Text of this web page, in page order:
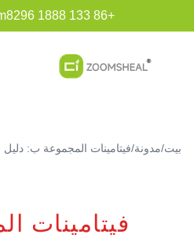
+86 133 1888 8296
بيت/مدونة/فيتامينات المجموعة ب:
فيتامينات